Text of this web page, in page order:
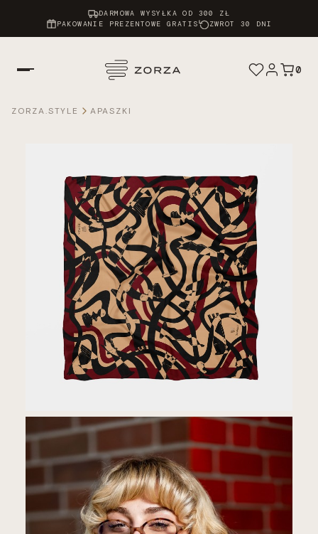
DARMOWA WYSYŁKA OD 300 ZŁ
PAKOWANIE PREZENTOWE GRATIS
ZWROT 30 DNI
0
Chusty Atelier
Twilly
Scrunchie
Atelier Zorza
ATELIER JEDWABIU · POLSKA
ZORZA.STYLE APASZKI